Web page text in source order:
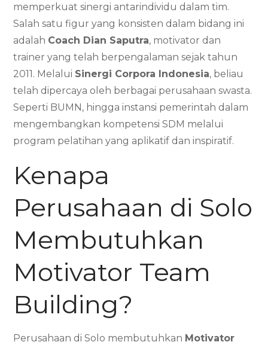
memperkuat sinergi antarindividu dalam tim.
Salah satu figur yang konsisten dalam bidang ini
adalah Coach Dian Saputra, motivator dan
trainer yang telah berpengalaman sejak tahun
2011. Melalui Sinergi Corpora Indonesia, beliau
telah dipercaya oleh berbagai perusahaan swasta.
Seperti BUMN, hingga instansi pemerintah dalam
mengembangkan kompetensi SDM melalui
program pelatihan yang aplikatif dan inspiratif.
Kenapa
Perusahaan di Solo
Membutuhkan
Motivator Team
Building?
Perusahaan di Solo membutuhkan Motivator